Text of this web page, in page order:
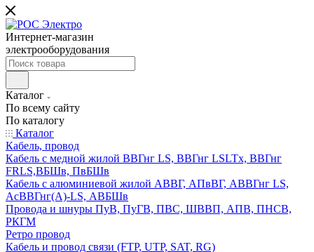
Интернет-магазин
электрооборудования
Каталог
По всему сайту
По каталогу
Каталог
Кабель, провод
Кабель с медной жилой ВВГнг LS, ВВГнг LSLTx, ВВГнг
FRLS,ВБШв, ПвБШв
Кабель с алюминиевой жилой АВВГ, АПвВГ, АВВГнг LS,
АсВВГнг(А)-LS, АВБШв
Провода и шнуры ПуВ, ПуГВ, ПВС, ШВВП, АПВ, ПНСВ,
РКГМ
Ретро провод
Кабель и провод связи (FTP, UTP, SAT, RG)